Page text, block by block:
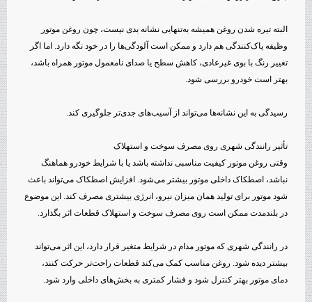
البته تیره شدن روغن همیشه به‌تنهایی نشانه بدی نیست، چون روغن موتور
وظیفه پاک‌کنندگی هم دارد و ممکن است آلودگی‌ها را در خود نگه دارد. اما اگر
تغییر رنگ با بوی غیرعادی، کاهش سطح یا صدای نامعمول موتور همراه باشد،
بهتر است خودرو بررسی شود.
رسیدگی به این نشانه‌ها می‌تواند از آسیب‌های جدی‌تر جلوگیری کند.
تأثیر رانندگی شهری روی مصرف سوخت و استهلاک
وقتی روغن موتور کیفیت مناسبی نداشته باشد یا با شرایط خودرو هماهنگ
نباشد، اصطکاک داخلی موتور بیشتر می‌شود. افزایش اصطکاک می‌تواند باعث
شود موتور برای تولید همان میزان نیرو، انرژی بیشتری مصرف کند. این موضوع
در بلندمدت ممکن است روی مصرف سوخت و استهلاک قطعات اثر بگذارد.
در رانندگی شهری که موتور مدام در شرایط متغیر قرار دارد، این اثر می‌تواند
بیشتر دیده شود. روغن مناسب کمک می‌کند قطعات راحت‌تر حرکت کنند،
دمای موتور بهتر کنترل شود و فشار کمتری به بخش‌های داخلی وارد شود.